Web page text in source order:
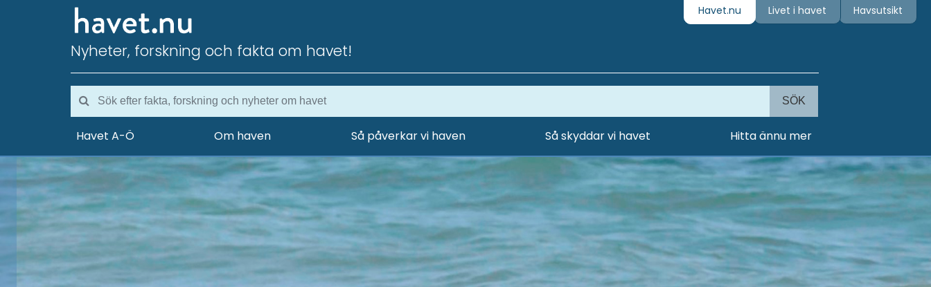
Havet.nu Livet i havet Havsutsikt
Nyheter, forskning och fakta om havet!
SÖK
Havet A-Ö Om haven Så påverkar vi haven Så skyddar vi havet Hitta ännu mer